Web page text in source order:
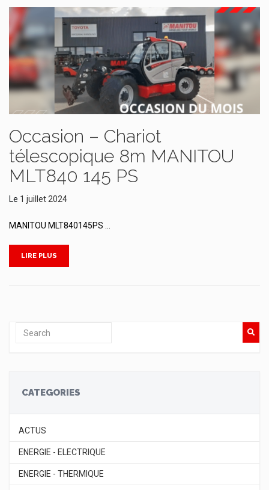
Occasion – Chariot
télescopique 8m MANITOU
MLT840 145 PS
Le 1 juillet 2024
MANITOU MLT840145PS …
LIRE PLUS
CATEGORIES
ACTUS
ENERGIE - ELECTRIQUE
ENERGIE - THERMIQUE